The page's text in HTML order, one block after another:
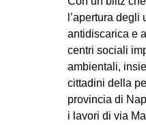
DIRITTO
l’apertura degli
antidiscarica e
centri sociali
ambientali,
cittadini della
provincia di
i lavori di via